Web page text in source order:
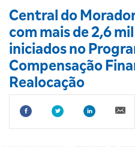
Central do
com mais de 2,6
iniciados no
Compensação
Realocação